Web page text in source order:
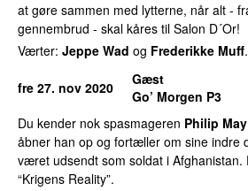
at gøre sammen med lytterne, når alt -
gennembrud - skal kåres til Salon D´Or!
Værter: Jeppe Wad og Frederikke Muff.
fre 27. nov 2020
Gæst
Go’ Morgen P3
Du kender nok spasmageren Philip May
åbner han op og fortæller om sine indre
været udsendt som soldat i Afghanistan.
“Krigens Reality”.